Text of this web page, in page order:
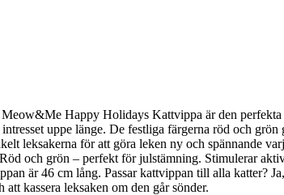
Happy Holidays Kattvippa är den
uppe länge. De festliga färgerna röd och
leksakerna för att göra leken ny och spännande
och grön – perfekt för julstämning. Stimulerar
är 46 cm lång. Passar kattvippan till alla katter?
kassera leksaken om den går sönder.